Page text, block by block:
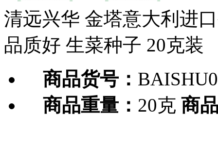
清远兴华 金塔意大利进
品质好 生菜种子 20克装
商品货号：
商品重量： 20克 商